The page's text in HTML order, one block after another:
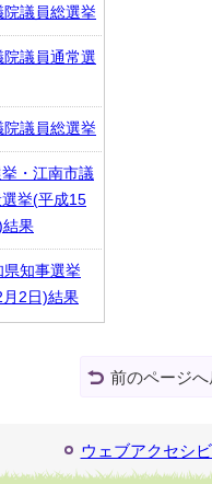
議員総選挙
議員通常選
議員総選挙
・江南市議
挙(平成15
結果
知事選挙
2日)結果
前のページへ
ウェブアクセシ